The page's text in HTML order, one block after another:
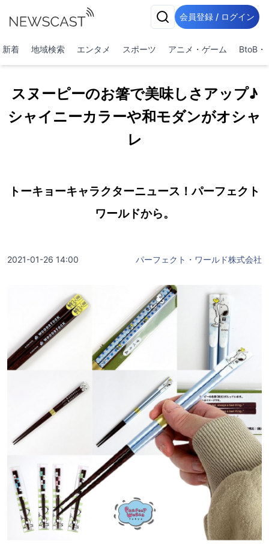
会員登録 / ログイン
新着 地域検索 エンタメ スポーツ アニメ・ゲーム BtoB・
スヌーピーのお箸で美味しさアップ♪
シャイニーカラーや和モダンがオシャ
レ
トーキョーキャラクターニュース！パーフェクト
ワールドから。
2021-01-26 14:00 パーフェクト・ワールド株式会社